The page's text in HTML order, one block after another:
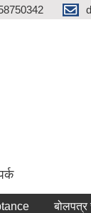
बोलपत्र